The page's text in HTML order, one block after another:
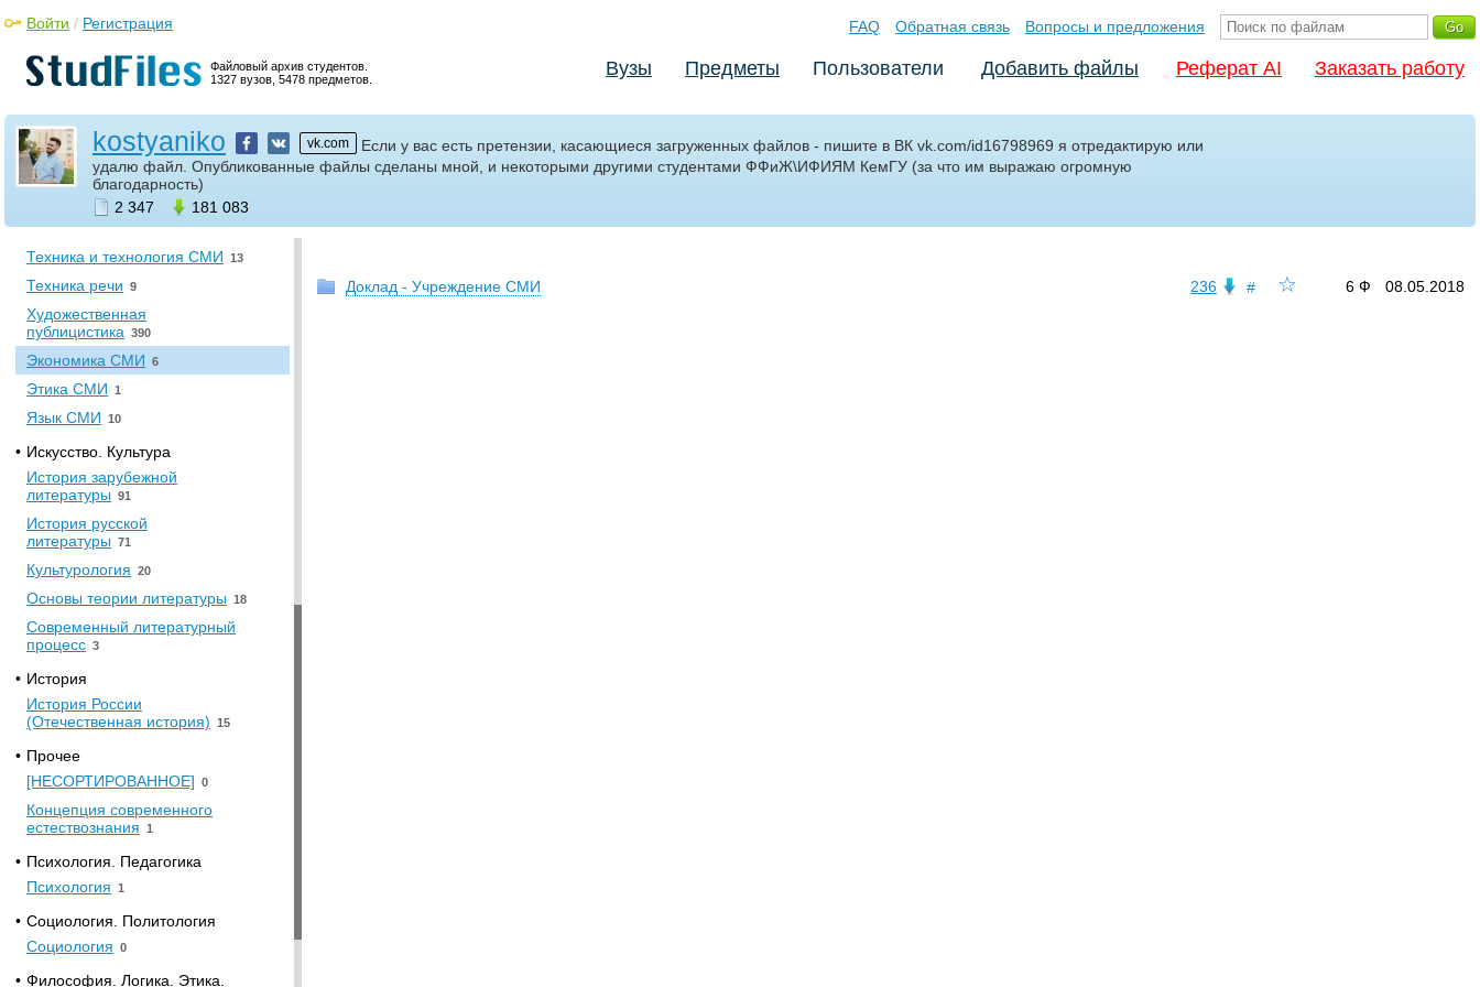
Файловый архив студентов.
1327 вузов, 5478 предметов.
Войти / Регистрация FAQ Обратная связь Вопросы и предложения
Вузы Предметы Пользователи Добавить файлы Реферат AI Заказать работу
kostyaniko vk.com
Если у вас есть претензии, касающиеся загруженных файлов - пишите в ВК vk.com/id16798969 я отредактирую или
удалю файл. Опубликованные файлы сделаны мной, и некоторыми другими студентами ФФиЖ\ИФИЯМ КемГУ (за что им выражаю огромную
благодарность)
2 347
181 083
Система СМИ
СМИ 0
Спецсеминар по
Средства выразительности
ТВ 3
ТВ-журналистика 46
Теория массовой
коммуникации 5
Техника и технология СМИ 13
Техника речи 9
Художественная
публицистика 390
Экономика СМИ 6
Этика СМИ 1
Язык СМИ 10
• Искусство. Культура
История зарубежной
литературы 91
История русской
литературы 71
Культурология 20
Основы теории литературы 18
Современный литературный
процесс 3
• История
История России
(Отечественная история) 15
• Прочее
[НЕСОРТИРОВАННОЕ] 0
Концепция современного
естествознания 1
• Психология. Педагогика
Психология 1
• Социология. Политология
Социология 0
• Философия. Логика. Этика.
☆
# 08.05.2018
6 Ф
236
Доклад - Учреждение СМИ